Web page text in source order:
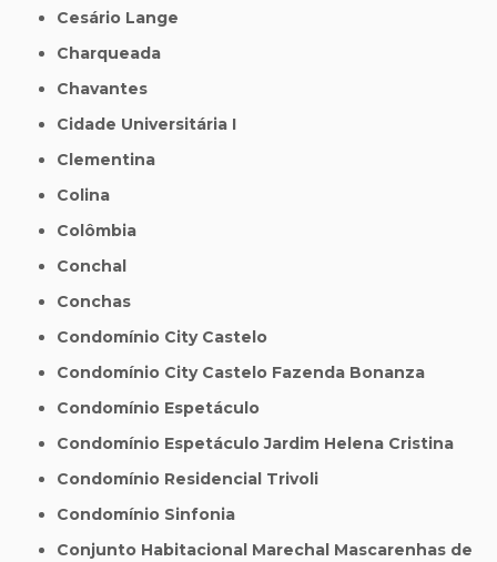
Cesário Lange
Charqueada
Chavantes
Cidade Universitária I
Clementina
Colina
Colômbia
Conchal
Conchas
Condomínio City Castelo
Condomínio City Castelo Fazenda Bonanza
Condomínio Espetáculo
Condomínio Espetáculo Jardim Helena Cristina
Condomínio Residencial Trivoli
Condomínio Sinfonia
Conjunto Habitacional Marechal Mascarenhas de